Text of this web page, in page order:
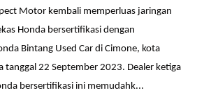
Motor kembali memperluas jaringan
Honda bersertifikasi dengan
Bintang Used Car di Cimone, kota
tanggal 22 September 2023. Dealer ketiga
bersertifikasi ini memudahk...